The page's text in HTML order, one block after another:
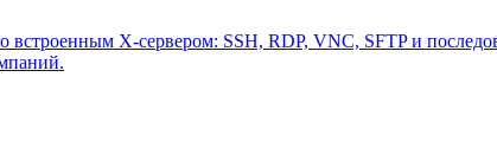
X-сервером: SSH, RDP, VNC, SFTP и